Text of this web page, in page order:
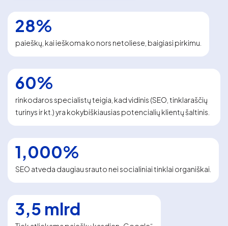
28%
paieškų, kai ieškoma ko nors netoliese, baigiasi pirkimu.
60%
rinkodaros specialistų teigia, kad vidinis (SEO, tinklaraščių
turinys ir kt.) yra kokybiškiausias potencialių klientų šaltinis.
1,000%
SEO atveda daugiau srauto nei socialiniai tinklai organiškai.
3,5 mlrd